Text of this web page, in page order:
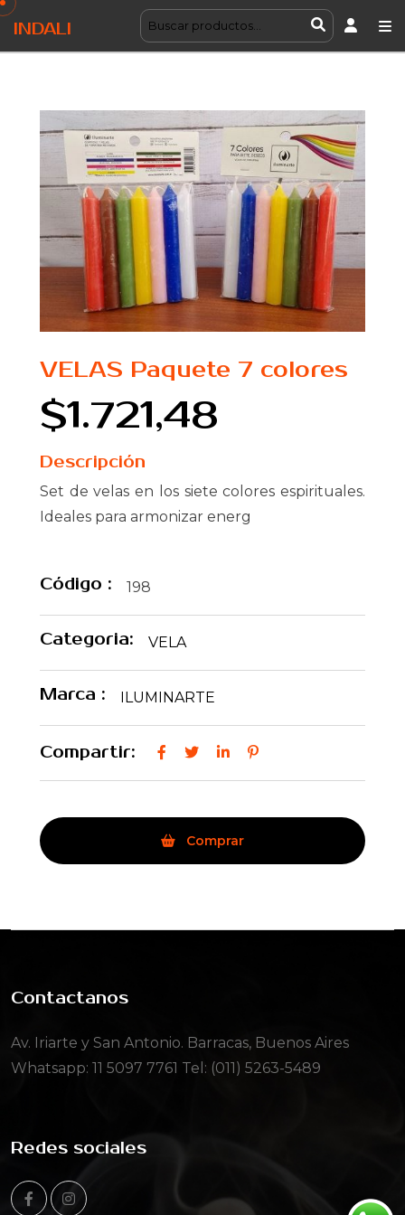
INDALI
VELAS Paquete 7 colores
$1.721,48
Descripción
Set de velas en los siete colores espirituales.
Ideales para armonizar energ
Código : 198
Categoria: VELA
Marca : ILUMINARTE
Compartir:
Comprar
Contactanos
Av. Iriarte y San Antonio. Barracas, Buenos Aires
Whatsapp: 11 5097 7761 Tel: (011) 5263-5489
Redes sociales